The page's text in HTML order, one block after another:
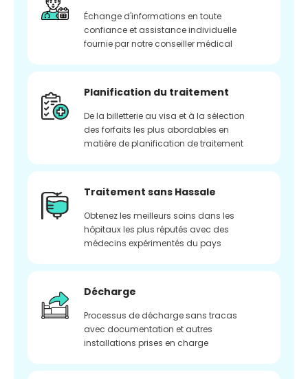
Échange d'informations en toute
confiance et assistance individuelle
fournie par notre conseiller médical
Planification du traitement
De la billetterie au visa et à la sélection
des forfaits les plus abordables en
matière de planification de traitement
Traitement sans Hassale
Obtenez les meilleurs soins dans les
hôpitaux les plus réputés avec des
médecins expérimentés du pays
Décharge
Processus de décharge sans tracas
avec documentation et autres
installations prises en charge